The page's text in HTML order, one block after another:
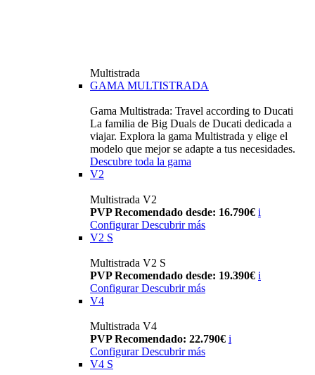
Multistrada
GAMA MULTISTRADA
Gama Multistrada: Travel according to Ducati
La familia de Big Duals de Ducati dedicada a
viajar. Explora la gama Multistrada y elige el
modelo que mejor se adapte a tus necesidades.
Descubre toda la gama
V2
Multistrada V2
PVP Recomendado desde: 16.790€ i
Configurar Descubrir más
V2 S
Multistrada V2 S
PVP Recomendado desde: 19.390€ i
Configurar Descubrir más
V4
Multistrada V4
PVP Recomendado: 22.790€ i
Configurar Descubrir más
V4 S